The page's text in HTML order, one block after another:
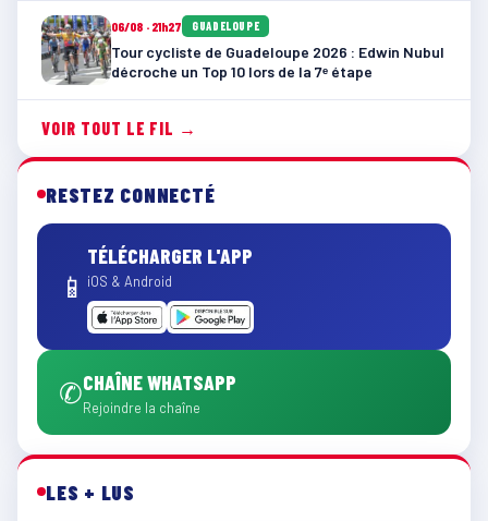
06/08 · 21h27 GUADELOUPE
Tour cycliste de Guadeloupe 2026 : Edwin Nubul
décroche un Top 10 lors de la 7ᵉ étape
VOIR TOUT LE FIL →
RESTEZ CONNECTÉ
📱
TÉLÉCHARGER L'APP
iOS & Android
✆CHAÎNE WHATSAPP
Rejoindre la chaîne
LES + LUS